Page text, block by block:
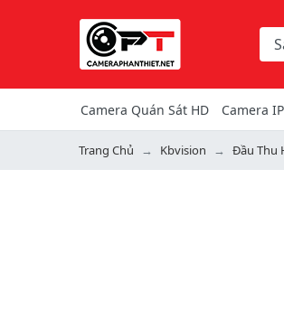
Camera Quán Sát HD Camera IP
Trang Chủ Kbvision Đầu Thu